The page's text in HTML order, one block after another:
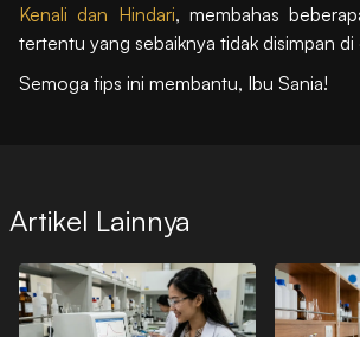
Kenali dan Hindari, membahas
tertentu yang sebaiknya tidak disimpan di
Semoga tips ini membantu, Ibu Sania!
Artikel Lainnya